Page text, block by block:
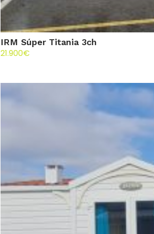
IRM Súper Titania 3ch
21.900€